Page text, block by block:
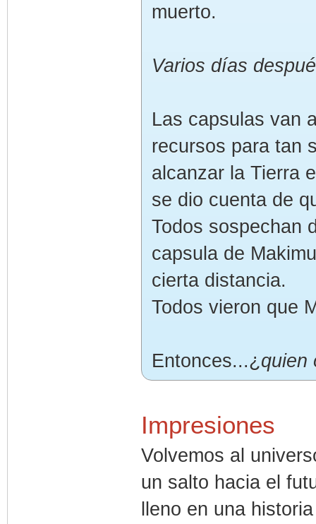
muerto.
Varios días
Las capsulas van
recursos para tan
alcanzar la Tierra
se dio cuenta de
Todos sospechan
capsula de
cierta distancia.
Todos vieron que
Entonces...¿quien
Impresiones
Volvemos al
un salto hacia el
lleno en una